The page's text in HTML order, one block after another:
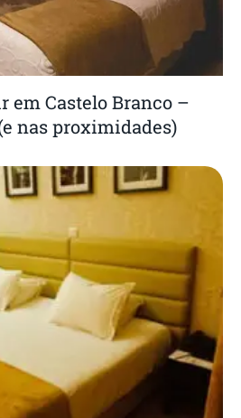
em Castelo Branco –
nas proximidades)